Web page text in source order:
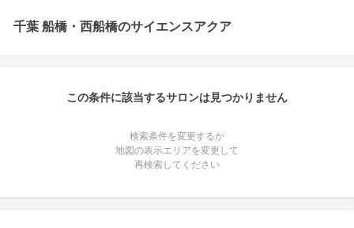
千葉 船橋・西船橋のサイエンスアクア
この条件に該当するサロンは見つかりません
検索条件を変更するか
地図の表示エリアを変更して
再検索してください